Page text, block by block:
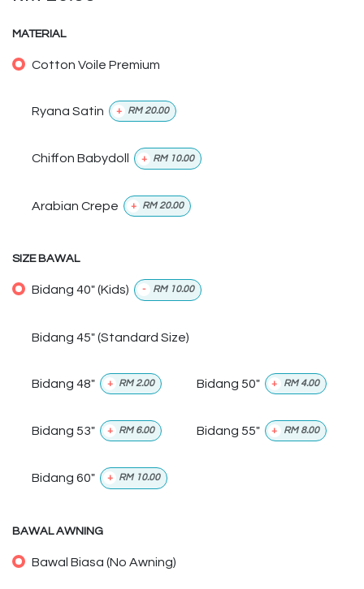
MATERIAL
Cotton Voile Premium
Ryana Satin + RM20.00
Chiffon Babydoll + RM 10.00
Arabian Crepe + RM20.00
SIZE BAWAL
Bidang 40" (Kids) - RM 10.00
Bidang 45" (Standard Size)
Bidang 48" + RM2.00 Bidang 50" + RM 4.00
Bidang 53" + RM 6.00 Bidang 55" + RM 8.00
Bidang 60" + RM 10.00
BAWAL AWNING
Bawal Biasa (No Awning)